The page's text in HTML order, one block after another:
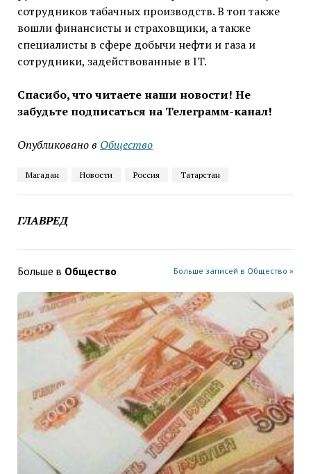
сотрудников табачных производств. В топ также
вошли финансисты и страховщики, а также
специалисты в сфере добычи нефти и газа и
сотрудники, задействованные в IT.
Спасибо, что читаете наши новости! Не
забудьте подписаться на Телеграмм-канал!
Опубликовано в Общество
Магадан Новости Россия Татарстан
ГЛАВРЕД
Больше в Общество Больше записей в Общество »